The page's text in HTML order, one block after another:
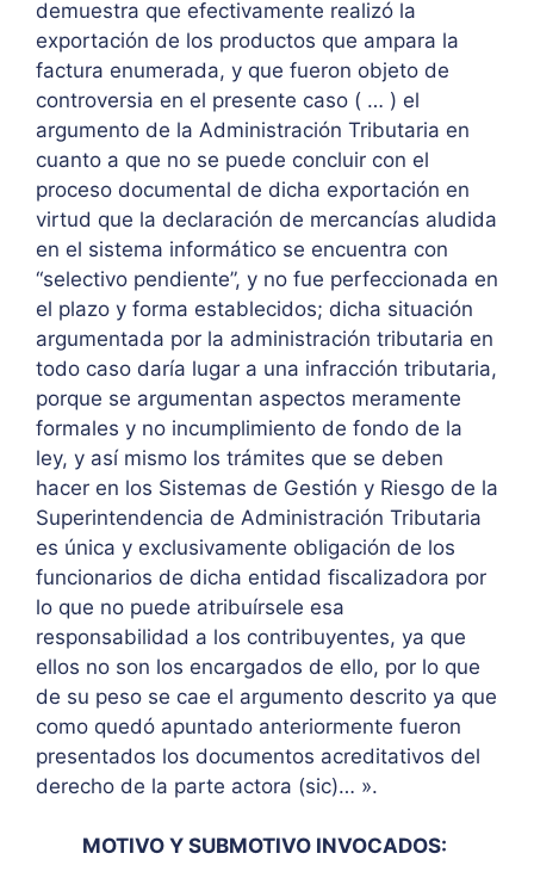
demuestra que efectivamente realizó la
exportación de los productos que ampara la
factura enumerada, y que fueron objeto de
controversia en el presente caso ( … ) el
argumento de la Administración Tributaria en
cuanto a que no se puede concluir con el
proceso documental de dicha exportación en
virtud que la declaración de mercancías aludida
en el sistema informático se encuentra con
“selectivo pendiente”, y no fue perfeccionada en
el plazo y forma establecidos; dicha situación
argumentada por la administración tributaria en
todo caso daría lugar a una infracción tributaria,
porque se argumentan aspectos meramente
formales y no incumplimiento de fondo de la
ley, y así mismo los trámites que se deben
hacer en los Sistemas de Gestión y Riesgo de la
Superintendencia de Administración Tributaria
es única y exclusivamente obligación de los
funcionarios de dicha entidad fiscalizadora por
lo que no puede atribuírsele esa
responsabilidad a los contribuyentes, ya que
ellos no son los encargados de ello, por lo que
de su peso se cae el argumento descrito ya que
como quedó apuntado anteriormente fueron
presentados los documentos acreditativos del
derecho de la parte actora (sic)… ».
MOTIVO Y SUBMOTIVO INVOCADOS: